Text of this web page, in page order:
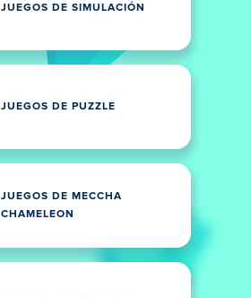
JUEGOS DE SIMULACIÓN
JUEGOS DE PUZZLE
JUEGOS DE MECCHA
CHAMELEON